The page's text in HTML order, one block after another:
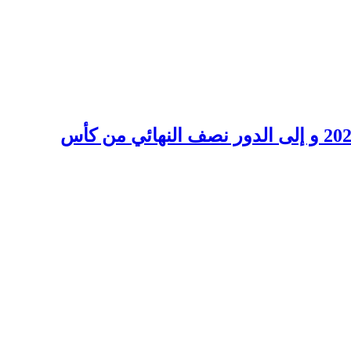
رئيس الجمهورية يهنئ الفريق الوطني لكرة لقدم للسيدات اثر تأهلهن الى مونديال البرازيل 2027 و إلى الدور نصف النهائي من كأس